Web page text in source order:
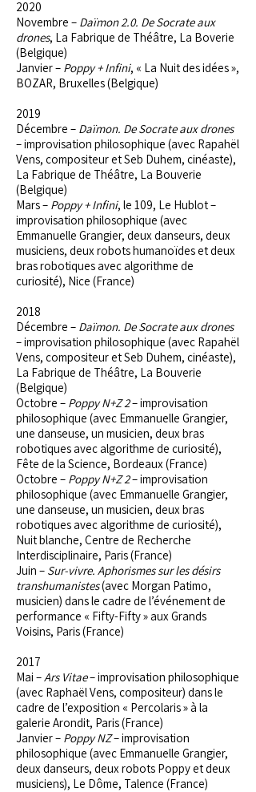
2020
Novembre – Daïmon 2.0. De Socrate aux
drones, La Fabrique de Théâtre, La Boverie
(Belgique)
Janvier – Poppy + Infini, « La Nuit des idées »,
BOZAR, Bruxelles (Belgique)
2019
Décembre – Daïmon. De Socrate aux drones
– improvisation philosophique (avec Rapahël
Vens, compositeur et Seb Duhem, cinéaste),
La Fabrique de Théâtre, La Bouverie
(Belgique)
Mars – Poppy + Infini, le 109, Le Hublot –
improvisation philosophique (avec
Emmanuelle Grangier, deux danseurs, deux
musiciens, deux robots humanoïdes et deux
bras robotiques avec algorithme de
curiosité), Nice (France)
2018
Décembre – Daïmon. De Socrate aux drones
– improvisation philosophique (avec Rapahël
Vens, compositeur et Seb Duhem, cinéaste),
La Fabrique de Théâtre, La Bouverie
(Belgique)
Octobre – Poppy N+Z 2– improvisation
philosophique (avec Emmanuelle Grangier,
une danseuse, un musicien, deux bras
robotiques avec algorithme de curiosité),
Fête de la Science, Bordeaux (France)
Octobre – Poppy N+Z 2– improvisation
philosophique (avec Emmanuelle Grangier,
une danseuse, un musicien, deux bras
robotiques avec algorithme de curiosité),
Nuit blanche, Centre de Recherche
Interdisciplinaire, Paris (France)
Juin – Sur-vivre. Aphorismes sur les désirs
transhumanistes(avec Morgan Patimo,
musicien) dans le cadre de l’événement de
performance « Fifty-Fifty » aux Grands
Voisins, Paris (France)
2017
Mai –Ars Vitae– improvisation philosophique
(avec Raphaël Vens, compositeur) dans le
cadre de l’exposition « Percolaris » à la
galerie Arondit, Paris (France)
Janvier – Poppy NZ– improvisation
philosophique (avec Emmanuelle Grangier,
deux danseurs, deux robots Poppy et deux
musiciens), Le Dôme, Talence (France)